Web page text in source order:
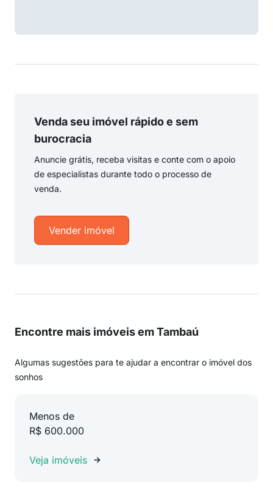
Venda seu imóvel rápido e sem
burocracia
Anuncie grátis, receba visitas e conte com o apoio
de especialistas durante todo o processo de
venda.
Vender imóvel
Encontre mais imóveis em Tambaú
Algumas sugestões para te ajudar a encontrar o imóvel dos
sonhos
Menos de
R$ 600.000
Veja imóveis